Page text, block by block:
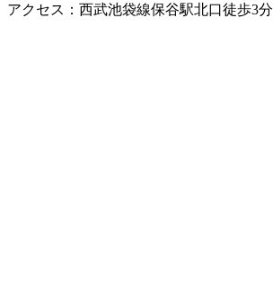
アクセス：西武池袋線保谷駅北口徒歩3分